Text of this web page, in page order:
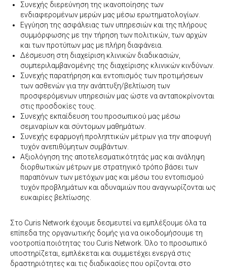
Συνεχής διερεύνηση της ικανοποίησης των
ενδιαφερομένων μερών μας μέσω ερωτηματολογίων.
Εγγύηση της ασφάλειας των υπηρεσιών και της πλήρους
συμμόρφωσης με την τήρηση των πολιτικών, των αρχών
και των προτύπων μας με πλήρη διαφάνεια.
Δέσμευση στη διαχείριση κλινικών διαδικασιών,
συμπεριλαμβανομένης της διαχείρισης κλινικών κινδύνων.
Συνεχής παρατήρηση και εντοπισμός των προτιμήσεων
των ασθενών για την ανάπτυξη/βελτίωση των
προσφερόμενων υπηρεσιών μας ώστε να ανταποκρίνονται
στις προσδοκίες τους.
Συνεχής εκπαίδευση του προσωπικού μας μέσω
σεμιναρίων και σύντομων μαθημάτων.
Συνεχής εφαρμογή προληπτικών μέτρων για την αποφυγή
τυχόν ανεπιθύμητων συμβάντων.
Αξιολόγηση της αποτελεσματικότητάς μας και ανάληψη
διορθωτικών μέτρων με στρατηγικό τρόπο βάσει των
παραπόνων των μετόχων μας και μέσω του εντοπισμού
τυχόν προβλημάτων και αδυναμιών που αναγνωρίζονται ως
ευκαιρίες βελτίωσης.
Στο Curis Network έχουμε δεσμευτεί να εμπλέξουμε όλα τα
επίπεδα της οργανωτικής δομής για να οικοδομήσουμε τη
νοοτροπία ποιότητας του Curis Network. Όλο το προσωπικό
υποστηρίζεται, εμπλέκεται και συμμετέχει ενεργά στις
δραστηριότητες και τις διαδικασίες που ορίζονται στο